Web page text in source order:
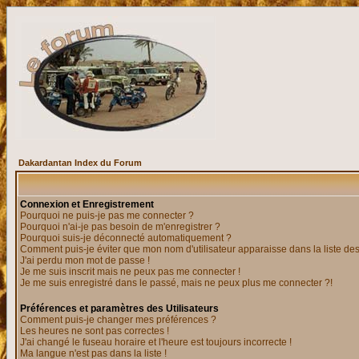
Dakardantan Index du Forum
Connexion et Enregistrement
Pourquoi ne puis-je pas me connecter ?
Pourquoi n'ai-je pas besoin de m'enregistrer ?
Pourquoi suis-je déconnecté automatiquement ?
Comment puis-je éviter que mon nom d'utilisateur apparaisse dans la liste
J'ai perdu mon mot de passe !
Je me suis inscrit mais ne peux pas me connecter !
Je me suis enregistré dans le passé, mais ne peux plus me connecter ?!
Préférences et paramètres des Utilisateurs
Comment puis-je changer mes préférences ?
Les heures ne sont pas correctes !
J'ai changé le fuseau horaire et l'heure est toujours incorrecte !
Ma langue n'est pas dans la liste !